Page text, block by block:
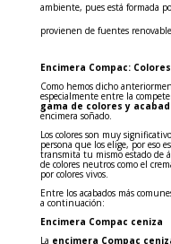
ambiente, pues está formada
provienen de fuentes
Encimera Compac: Colores
Como hemos dicho
especialmente entre la
gama de colores y
encimera soñado.
Los colores son muy
persona que los elige, por eso
transmita tu mismo estado de
de colores neutros como el
por colores vivos.
Entre los acabados más
a continuación:
Encimera Compac ceniza
La encimera Compac